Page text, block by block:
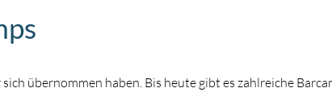
übernommen haben. Bis heute gibt es zahlreiche